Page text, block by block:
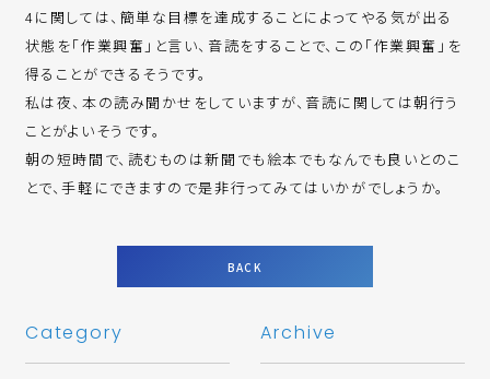
4に関しては、簡単な目標を達成することによってやる気が出る
状態を「作業興奮」と言い、音読をすることで、この「作業興奮」を
得ることができるそうです。
私は夜、本の読み聞かせをしていますが、音読に関しては朝行う
ことがよいそうです。
朝の短時間で、読むものは新聞でも絵本でもなんでも良いとのこ
とで、手軽にできますので是非行ってみてはいかがでしょうか。
BACK
Category Archive